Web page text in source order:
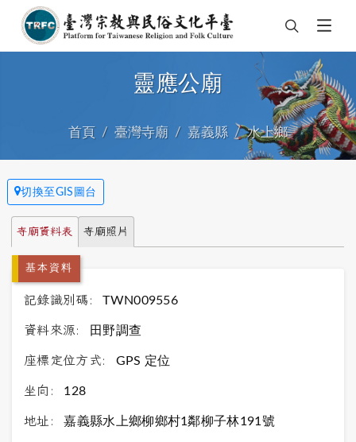
靈應公廟
首頁 臺灣寺廟 嘉義縣 水上鄉
切換至GIS圖台
寺廟資料表 寺廟照片
基本資料
記錄識別碼: TWN009556
資料來源: 田野調查
座標定位方式: GPS 定位
坐向: 128
地址: 嘉義縣水上鄉柳鄉村1鄰柳子林191號